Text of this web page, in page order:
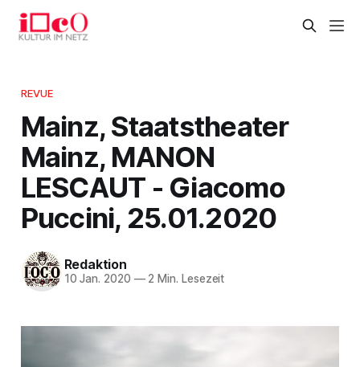
REVUE
Mainz, Staatstheater
Mainz, MANON
LESCAUT - Giacomo
Puccini, 25.01.2020
Redaktion
10 Jan. 2020 —2 Min. Lesezeit